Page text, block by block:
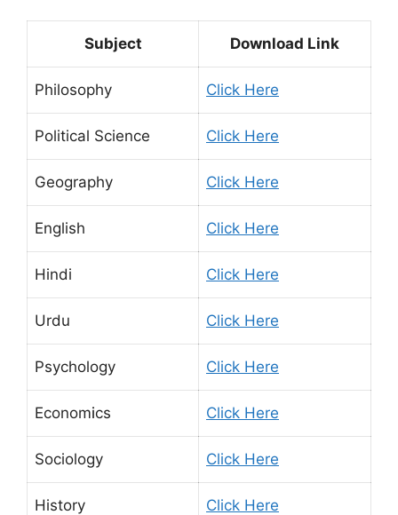
Subject Download Link
Philosophy Click Here
Political Science Click Here
Geography Click Here
English Click Here
Hindi Click Here
Urdu Click Here
Psychology Click Here
Economics Click Here
Sociology Click Here
History Click Here